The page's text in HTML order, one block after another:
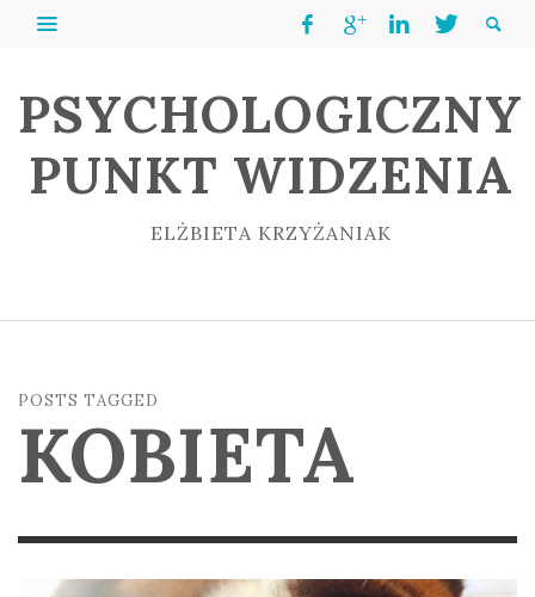
PSYCHOLOGICZNY
PUNKT WIDZENIA
ELŻBIETA KRZYŻANIAK
POSTS TAGGED
KOBIETA